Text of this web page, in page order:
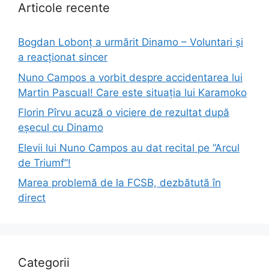
Articole recente
Bogdan Lobonț a urmărit Dinamo – Voluntari și
a reacționat sincer
Nuno Campos a vorbit despre accidentarea lui
Martin Pascual! Care este situația lui Karamoko
Florin Pîrvu acuză o viciere de rezultat după
eșecul cu Dinamo
Elevii lui Nuno Campos au dat recital pe ”Arcul
de Triumf”!
Marea problemă de la FCSB, dezbătută în
direct
Categorii